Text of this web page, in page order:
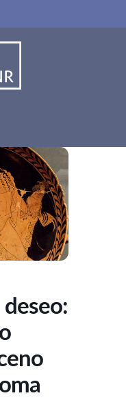
deseo: